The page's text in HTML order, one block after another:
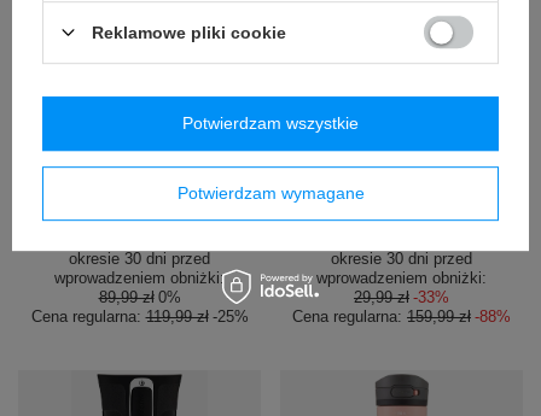
OKAZJA
Contigo Ashland 2.0 Chill 720
ml Violet
szt.
okresie 30 dni przed
wprowadzeniem obniżki:
89,99 zł 0%
Cena regularna:119,99 zł -25%
PROMOCJA
szybkoschnące SAXX VIBE
Boxer Brief butelki - szare
19,99 zł
okresie 30 dni przed
wprowadzeniem obniżki:
29,99 zł -33%
Cena regularna: 159,99 zł -88%
Reklamowe pliki cookie
Potwierdzam wymagane
Potwierdzam wszystkie